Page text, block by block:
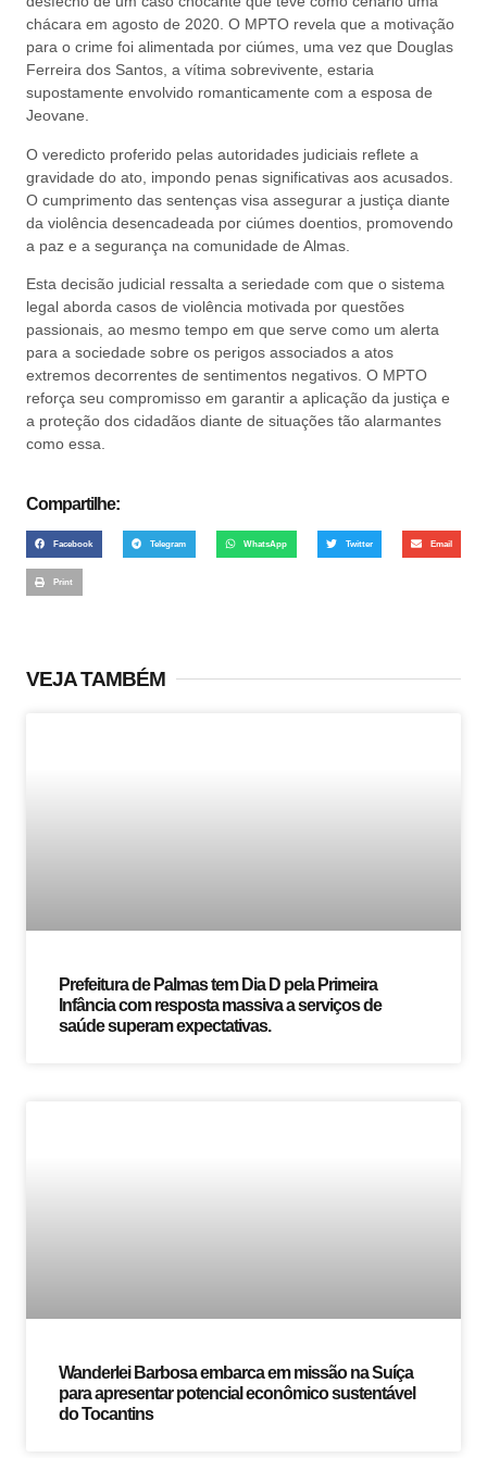
chácara em agosto de 2020. O MPTO revela que a motivação
para o crime foi alimentada por ciúmes, uma vez que Douglas
Ferreira dos Santos, a vítima sobrevivente, estaria
supostamente envolvido romanticamente com a esposa de
Jeovane.
O veredicto proferido pelas autoridades judiciais reflete a
gravidade do ato, impondo penas significativas aos acusados.
O cumprimento das sentenças visa assegurar a justiça diante
da violência desencadeada por ciúmes doentios, promovendo
a paz e a segurança na comunidade de Almas.
Esta decisão judicial ressalta a seriedade com que o sistema
legal aborda casos de violência motivada por questões
passionais, ao mesmo tempo em que serve como um alerta
para a sociedade sobre os perigos associados a atos
extremos decorrentes de sentimentos negativos. O MPTO
reforça seu compromisso em garantir a aplicação da justiça e
a proteção dos cidadãos diante de situações tão alarmantes
como essa.
Compartilhe:
Facebook Telegram WhatsApp Twitter Email
Print
VEJA TAMBÉM
Prefeitura de Palmas tem Dia D pela Primeira
Infância com resposta massiva a serviços de
saúde superam expectativas.
Wanderlei Barbosa embarca em missão na Suíça
para apresentar potencial econômico sustentável
do Tocantins